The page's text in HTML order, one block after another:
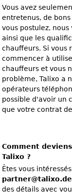
Vous avez
entretenus, de
vous postulez,
ainsi que les
chauffeurs. Si vous
commencer à
chauffeurs et vous
problème, Talixo a
opérateurs
possible d'avoir un
que votre contrat
Comment
Talixo ?
Êtes vous
partner@talixo.de
des détails avec